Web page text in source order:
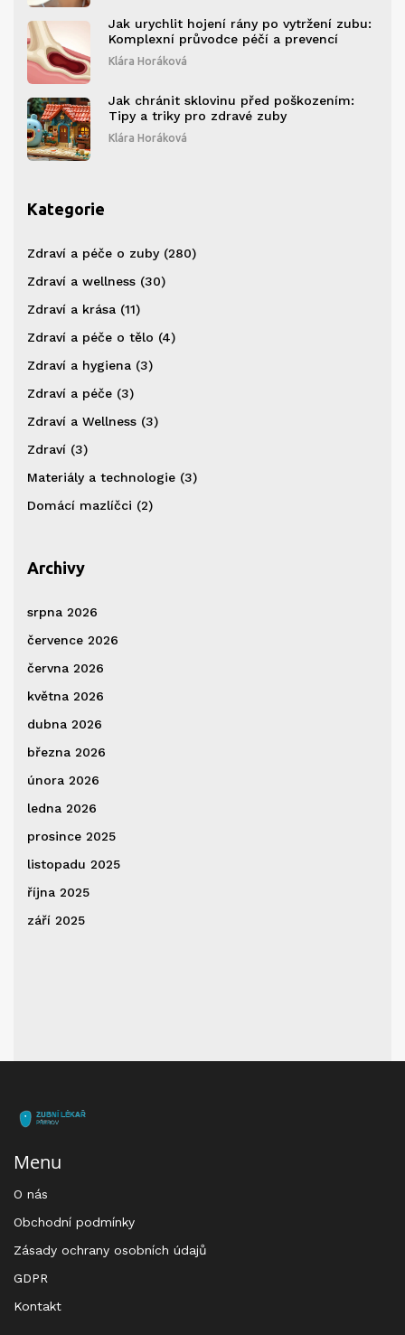
Jak urychlit hojení rány po vytržení zubu:
Komplexní průvodce péčí a prevencí
Klára Horáková
Jak chránit sklovinu před poškozením:
Tipy a triky pro zdravé zuby
Klára Horáková
Kategorie
Zdraví a péče o zuby (280)
Zdraví a wellness (30)
Zdraví a krása (11)
Zdraví a péče o tělo (4)
Zdraví a hygiena (3)
Zdraví a péče (3)
Zdraví a Wellness (3)
Zdraví (3)
Materiály a technologie (3)
Domácí mazlíčci (2)
Archivy
srpna 2026
července 2026
června 2026
května 2026
dubna 2026
března 2026
února 2026
ledna 2026
prosince 2025
listopadu 2025
října 2025
září 2025
Menu
O nás
Obchodní podmínky
Zásady ochrany osobních údajů
GDPR
Kontakt